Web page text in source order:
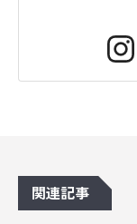
関連記事